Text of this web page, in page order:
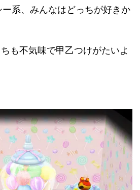
ー系、みんなはどっちが好きか
も不気味で甲乙つけがたいよ